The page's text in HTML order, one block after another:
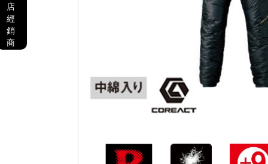
店
經
銷
商